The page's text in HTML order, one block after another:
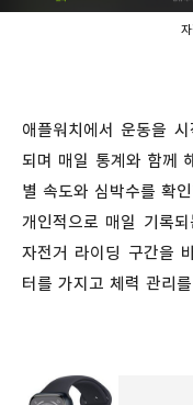
애플워치에서 운동을
되며 매일 통계와 함께
별 속도와 심박수를 확
개인적으로 매일 기록
자전거 라이딩 구간을
터를 가지고 체력 관리